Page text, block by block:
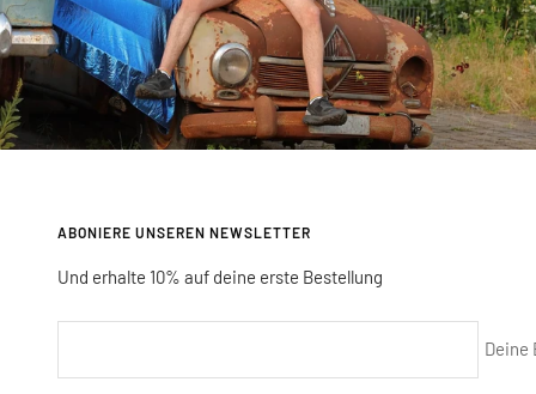
ABONIERE UNSEREN NEWSLETTER
Und erhalte 10% auf deine erste Bestellung
Deine